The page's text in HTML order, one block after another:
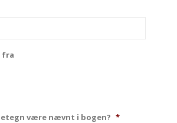
fra
være nævnt i bogen? *